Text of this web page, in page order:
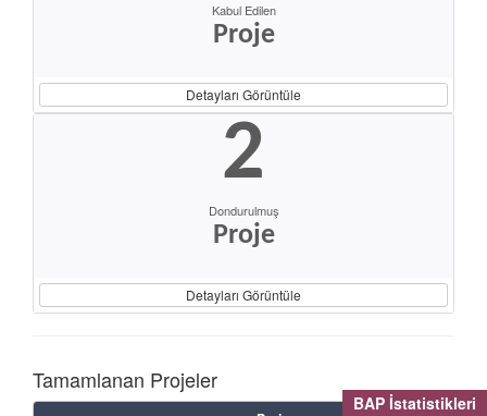
BAP İstatistikleri
Kabul Edilen
Proje
Detayları Görüntüle
2
Dondurulmuş
Proje
Detayları Görüntüle
Tamamlanan Projeler